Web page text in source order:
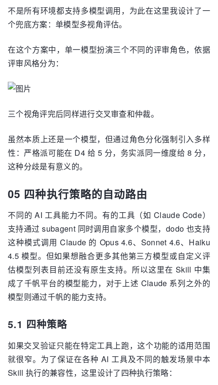
不是所有环境都支持多模型调用，为此在这里我设计了一
个兜底方案：单模型多视角评估。
在这个方案中，单一模型扮演三个不同的评审角色，依据
评审风格分为：
三个视角评完后同样进行交叉审查和仲裁。
虽然本质上还是一个模型，但通过角色分化强制引入多样
性：严格派可能在 D4 给 5 分，务实派同一维度给 8 分，
这种分歧是有意义的。
05 四种执行策略的自动路由
不同的 AI 工具能力不同。有的工具（如 Claude Code）
支持通过 subagent 同时调用自家多个模型，dodo 也支持
这种模式调用 Claude 的 Opus 4.6、Sonnet 4.6、Haiku
4.5 模型。但如果想融合更多其他第三方模型或自定义评
估模型列表目前还没有原生支持。所以这里在 Skill 中集
成了千帆平台的模型能力，对于上述 Claude 系列之外的
模型则通过千帆的能力支持。
5.1 四种策略
如果交叉验证只能在特定工具上跑，这个功能的适用范围
就很窄。为了保证在各种 AI 工具及不同的触发场景中本
Skill 执行的兼容性，这里设计了四种执行策略：